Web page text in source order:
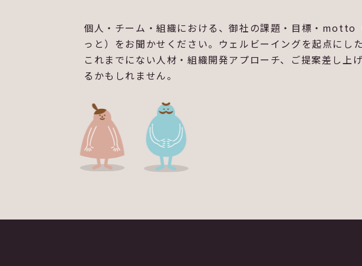
個人・チーム・組織における、御社の課題・目標・motto
っと）をお聞かせください。ウェルビーイングを起点にした
これまでにない人材・組織開発アプローチ、ご提案差し上
るかもしれません。